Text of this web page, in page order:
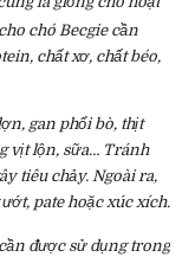
chó Becgie cần
chất xơ, chất béo,
gan phổi bò, thịt
vịt lộn, sữa… Tránh
tiêu chảy. Ngoài ra,
pate hoặc xúc xích.
được sử dụng trong